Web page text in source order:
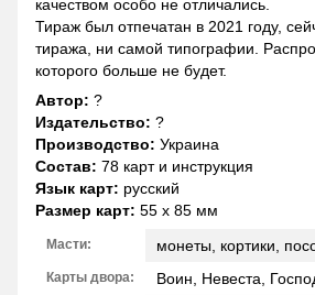
качеством особо не отличались.
Тираж был отпечатан в 2021 году,
тиража, ни самой типографии.
которого больше не будет.
Автор: ?
Издательство: ?
Производство: Украина
Состав: 78 карт и инструкция
Язык карт: русский
Размер карт: 55 х 85 мм
Масти: монеты, кортики,
Карты двора: Воин, Невеста,